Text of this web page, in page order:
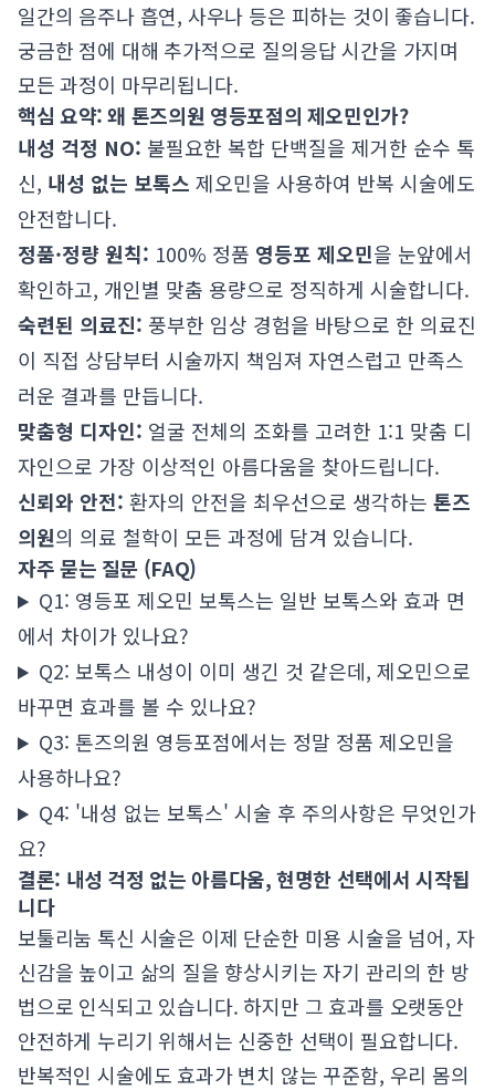
일간의 음주나 흡연, 사우나 등은 피하는 것이 좋습니다.
궁금한 점에 대해 추가적으로 질의응답 시간을 가지며
모든 과정이 마무리됩니다.
핵심 요약: 왜 톤즈의원 영등포점의 제오민인가?
내성 걱정 NO: 불필요한 복합 단백질을 제거한 순수 톡
신, 내성 없는 보톡스 제오민을 사용하여 반복 시술에도
안전합니다.
정품·정량 원칙: 100% 정품 영등포 제오민을 눈앞에서
확인하고, 개인별 맞춤 용량으로 정직하게 시술합니다.
숙련된 의료진: 풍부한 임상 경험을 바탕으로 한 의료진
이 직접 상담부터 시술까지 책임져 자연스럽고 만족스
러운 결과를 만듭니다.
맞춤형 디자인: 얼굴 전체의 조화를 고려한 1:1 맞춤 디
자인으로 가장 이상적인 아름다움을 찾아드립니다.
신뢰와 안전: 환자의 안전을 최우선으로 생각하는 톤즈
의원의 의료 철학이 모든 과정에 담겨 있습니다.
자주 묻는 질문 (FAQ)
Q1: 영등포 제오민 보톡스는 일반 보톡스와 효과 면
에서 차이가 있나요?
Q2: 보톡스 내성이 이미 생긴 것 같은데, 제오민으로
바꾸면 효과를 볼 수 있나요?
Q3: 톤즈의원 영등포점에서는 정말 정품 제오민을
사용하나요?
Q4: '내성 없는 보톡스' 시술 후 주의사항은 무엇인가
요?
결론: 내성 걱정 없는 아름다움, 현명한 선택에서 시작됩
니다
보툴리눔 톡신 시술은 이제 단순한 미용 시술을 넘어, 자
신감을 높이고 삶의 질을 향상시키는 자기 관리의 한 방
법으로 인식되고 있습니다. 하지만 그 효과를 오랫동안
안전하게 누리기 위해서는 신중한 선택이 필요합니다.
반복적인 시술에도 효과가 변치 않는 꾸준함, 우리 몸의